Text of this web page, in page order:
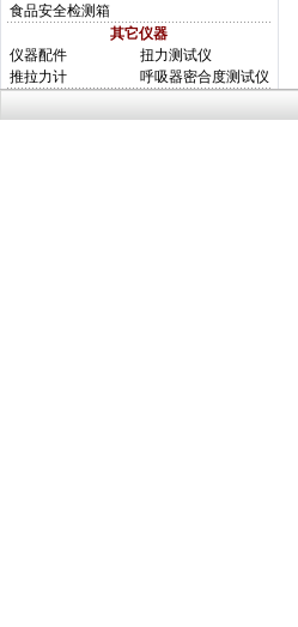
食品安全检测箱
其它仪器
仪器配件
扭力测试仪
推拉力计
呼吸器密合度测试仪